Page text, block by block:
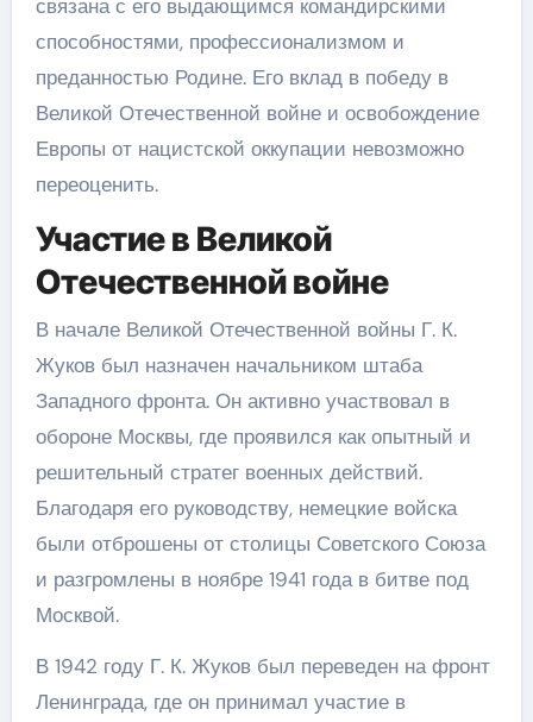
связана с его выдающимся командирскими
способностями, профессионализмом и
преданностью Родине. Его вклад в победу в
Великой Отечественной войне и освобождение
Европы от нацистской оккупации невозможно
переоценить.
Участие в Великой
Отечественной войне
В начале Великой Отечественной войны Г. К.
Жуков был назначен начальником штаба
Западного фронта. Он активно участвовал в
обороне Москвы, где проявился как опытный и
решительный стратег военных действий.
Благодаря его руководству, немецкие войска
были отброшены от столицы Советского Союза
и разгромлены в ноябре 1941 года в битве под
Москвой.
В 1942 году Г. К. Жуков был переведен на фронт
Ленинграда, где он принимал участие в